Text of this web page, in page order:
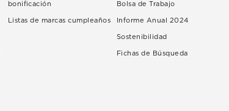
bonificación
Listas de marcas cumpleaños
Bolsa de Trabajo
Informe Anual 2024
Sostenibilidad
Fichas de Búsqueda